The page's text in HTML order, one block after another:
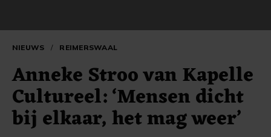
NIEUWS / REIMERSWAAL
Anneke Stroo van Kapelle
Cultureel: ‘Mensen dicht
bij elkaar, het mag weer’